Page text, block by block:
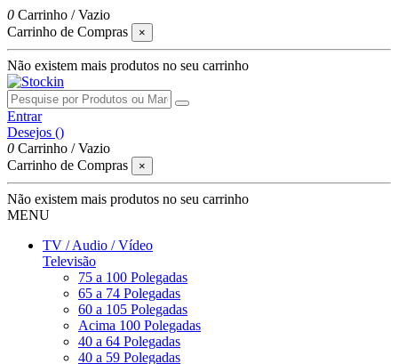
0 Carrinho /Vazio
Carrinho de Compras
×
Não existem mais produtos no seu carrinho
Entrar
Desejos ()
0 Carrinho /Vazio
Carrinho de Compras
×
Não existem mais produtos no seu carrinho
MENU
TV / Audio / Vídeo
Televisão
75 a 100 Polegadas
65 a 74 Polegadas
60 a 105 Polegadas
Acima 100 Polegadas
40 a 64 Polegadas
40 a 59 Polegadas